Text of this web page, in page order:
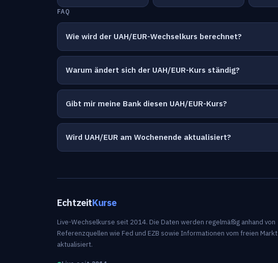
FAQ
Wie wird der UAH/EUR-Wechselkurs berechnet?
Warum ändert sich der UAH/EUR-Kurs ständig?
Gibt mir meine Bank diesen UAH/EUR-Kurs?
Wird UAH/EUR am Wochenende aktualisiert?
EchtzeitKurse
Live-Wechselkurse seit 2014. Die Daten werden regelmäßig anhand von
Referenzquellen wie Fed und EZB sowie Informationen vom freien Markt
aktualisiert.